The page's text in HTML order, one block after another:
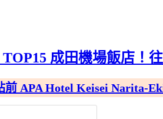
成田機場飯店！
APA Hotel Keisei Narita-